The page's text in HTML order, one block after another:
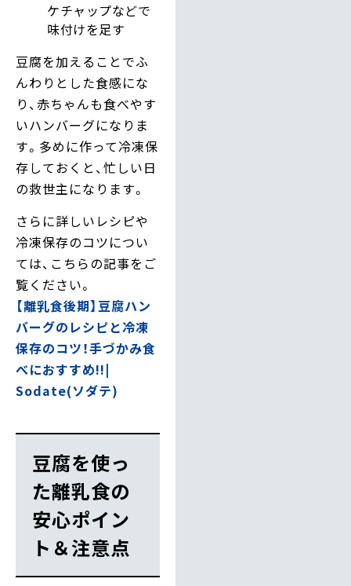
ケチャップなどで
味付けを足す
豆腐を加えることでふ
んわりとした食感にな
り、赤ちゃんも食べやす
いハンバーグになりま
す。多めに作って冷凍保
存しておくと、忙しい日
の救世主になります。
さらに詳しいレシピや
冷凍保存のコツについ
ては、こちらの記事をご
覧ください。
【離乳食後期】豆腐ハン
バーグのレシピと冷凍
保存のコツ！手づかみ食
べにおすすめ!!|
Sodate(ソダテ)
豆腐を使っ
た離乳食の
安心ポイン
ト＆注意点